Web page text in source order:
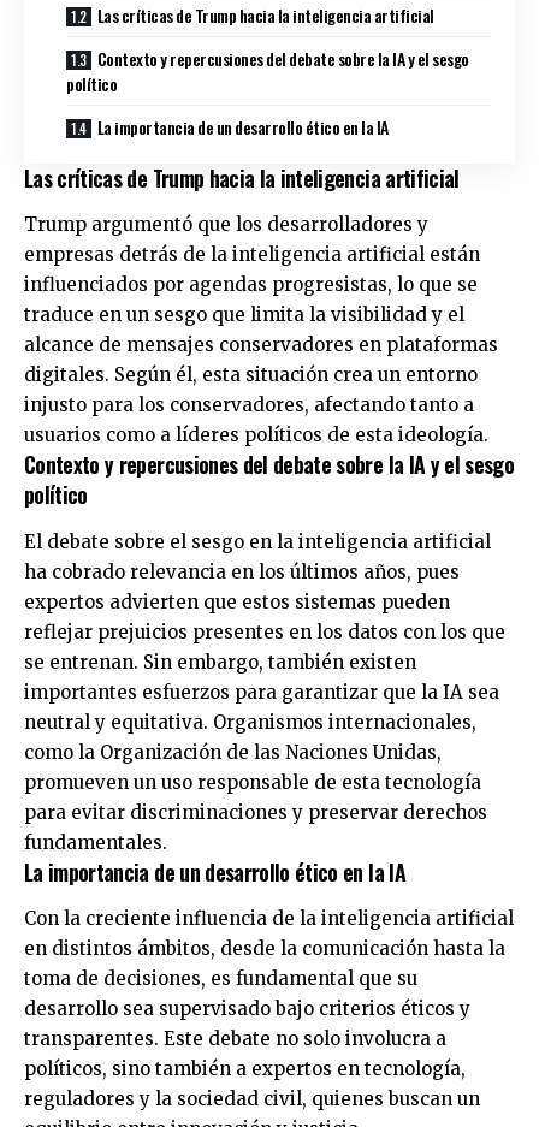
Las críticas de Trump hacia la inteligencia artificial
Contexto y repercusiones del debate sobre la IA y el sesgo
político
La importancia de un desarrollo ético en la IA
Las críticas de Trump hacia la inteligencia artificial
Trump argumentó que los desarrolladores y
empresas detrás de la inteligencia artificial están
influenciados por agendas progresistas, lo que se
traduce en un sesgo que limita la visibilidad y el
alcance de mensajes conservadores en plataformas
digitales. Según él, esta situación crea un entorno
injusto para los conservadores, afectando tanto a
usuarios como a líderes políticos de esta ideología.
Contexto y repercusiones del debate sobre la IA y el sesgo
político
El debate sobre el sesgo en la inteligencia artificial
ha cobrado relevancia en los últimos años, pues
expertos advierten que estos sistemas pueden
reflejar prejuicios presentes en los datos con los que
se entrenan. Sin embargo, también existen
importantes esfuerzos para garantizar que la IA sea
neutral y equitativa. Organismos internacionales,
como la Organización de las Naciones Unidas,
promueven un uso responsable de esta tecnología
para evitar discriminaciones y preservar derechos
fundamentales.
La importancia de un desarrollo ético en la IA
Con la creciente influencia de la inteligencia artificial
en distintos ámbitos, desde la comunicación hasta la
toma de decisiones, es fundamental que su
desarrollo sea supervisado bajo criterios éticos y
transparentes. Este debate no solo involucra a
políticos, sino también a expertos en tecnología,
reguladores y la sociedad civil, quienes buscan un